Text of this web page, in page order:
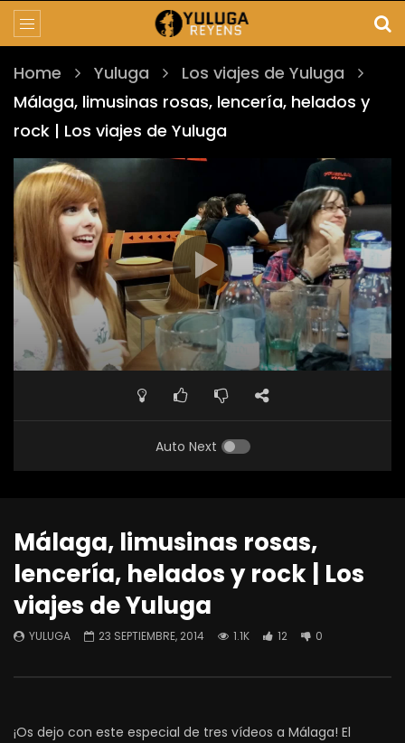
Home Yuluga
Los viajes de Yuluga
Málaga, limusinas rosas, lencería, helados y
rock | Los viajes de Yuluga
Auto Next
Málaga, limusinas rosas,
lencería, helados y rock | Los
viajes de Yuluga
YULUGA 23 SEPTIEMBRE, 2014 1.1K 12 0
¡Os dejo con este especial de tres vídeos a Málaga! El